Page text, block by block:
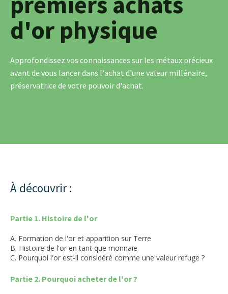
d'or physique
Approfondissez vos connaissances sur les métaux précieux
avant de vous lancer dans l'achat d'une valeur millénaire,
préservatrice de votre pouvoir d'achat.
À découvrir :
Partie 1. Histoire de l'or
A. Formation de l'or et apparition sur Terre
B. Histoire de l'or en tant que monnaie
C. Pourquoi l'or est-il considéré comme une valeur refuge ?
Partie 2. Pourquoi acheter de l'or ?